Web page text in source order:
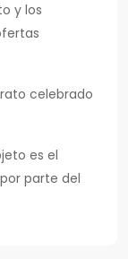
y los
celebrado
es el
parte del